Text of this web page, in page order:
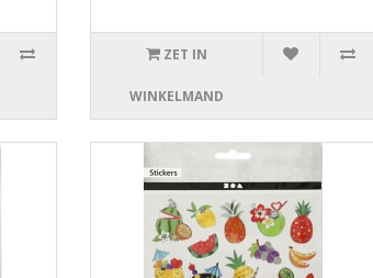
ZET IN
WINKELMAND